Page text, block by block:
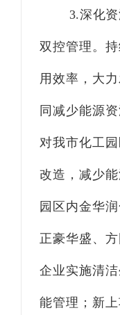
3.深化资
双控管理。
用效率，大
同减少能源
对我市化工
改造，减少
园区内金华
正豪华盛、
企业实施清
能管理；新